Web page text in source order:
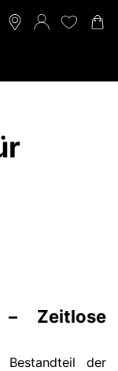
– Zeitlose
der